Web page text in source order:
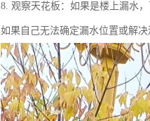
8. 观察天花板：如果是楼上漏水
如果自己无法确定漏水位置或解